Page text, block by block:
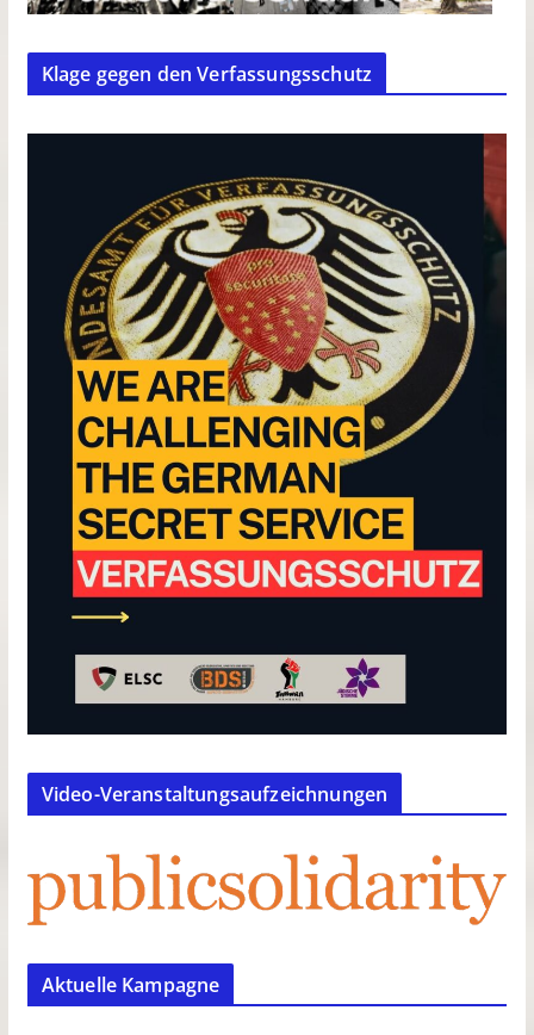
Klage gegen den Verfassungsschutz
Video-Veranstaltungsaufzeichnungen
Aktuelle Kampagne